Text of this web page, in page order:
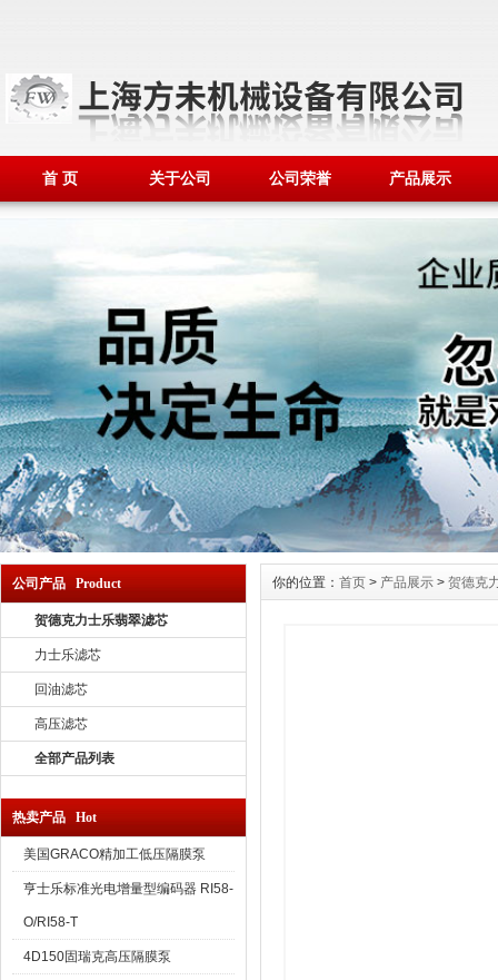
首 页 关于公司 公司荣誉 产品展示
公司产品 Product
贺德克力士乐翡翠滤芯
力士乐滤芯
回油滤芯
高压滤芯
全部产品列表
热卖产品 Hot
美国GRACO精加工低压隔膜泵
亨士乐标准光电增量型编码器 RI58-
O/RI58-T
4D150固瑞克高压隔膜泵
你的位置： 首页 > 产品展示 > 贺德克